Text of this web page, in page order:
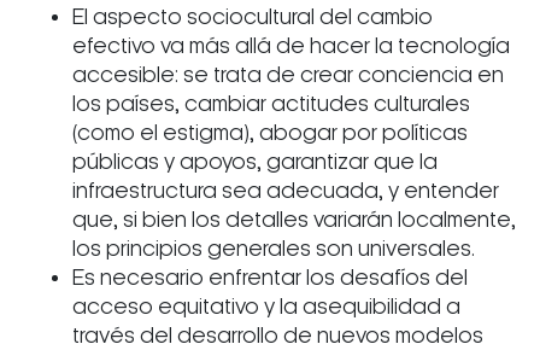
El aspecto sociocultural del cambio
efectivo va más allá de hacer la tecnología
accesible: se trata de crear conciencia en
los países, cambiar actitudes culturales
(como el estigma), abogar por políticas
públicas y apoyos, garantizar que la
infraestructura sea adecuada, y entender
que, si bien los detalles variarán localmente,
los principios generales son universales.
Es necesario enfrentar los desafíos del
acceso equitativo y la asequibilidad a
través del desarrollo de nuevos modelos